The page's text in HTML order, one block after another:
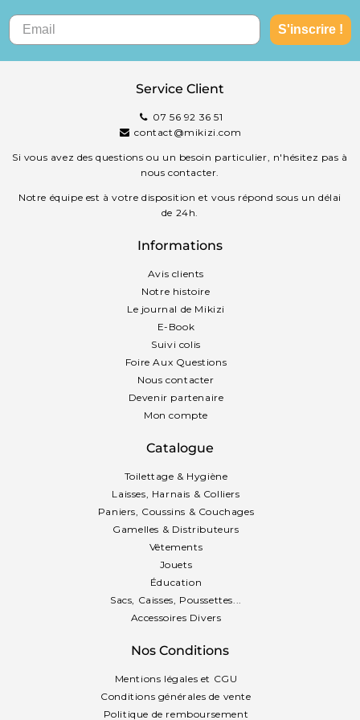
S'inscrire !
Service Client
07 56 92 36 51
contact@mikizi.com
Si vous avez des questions ou un besoin particulier, n'hésitez pas à
nous contacter.
Notre équipe est à votre disposition et vous répond sous un délai
de 24h.
Informations
Avis clients
Notre histoire
Le journal de Mikizi
E-Book
Suivi colis
Foire Aux Questions
Nous contacter
Devenir partenaire
Mon compte
Catalogue
Toilettage & Hygiène
Laisses, Harnais & Colliers
Paniers, Coussins & Couchages
Gamelles & Distributeurs
Vêtements
Jouets
Éducation
Sacs, Caisses, Poussettes...
Accessoires Divers
Nos Conditions
Mentions légales et CGU
Conditions générales de vente
Politique de remboursement